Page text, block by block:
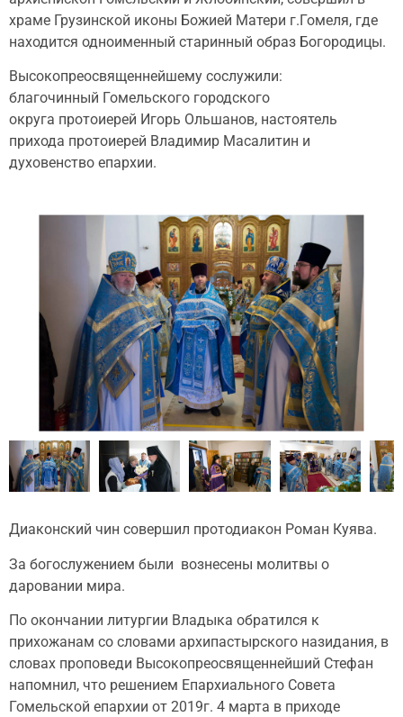
храме Грузинской иконы Божией Матери г.Гомеля, где
находится одноименный старинный образ Богородицы.
Высокопреосвященнейшему сослужили:
благочинный Гомельского городского
округа протоиерей Игорь Ольшанов, настоятель
прихода протоиерей Владимир Масалитин и
духовенство епархии.
Диаконский чин совершил протодиакон Роман Куява.
За богослужением были вознесены молитвы о
даровании мира.
По окончании литургии Владыка обратился к
прихожанам со словами архипастырского назидания, в
словах проповеди Высокопреосвященнейший Стефан
напомнил, что решением Епархиального Совета
Гомельской епархии от 2019г. 4 марта в приходе